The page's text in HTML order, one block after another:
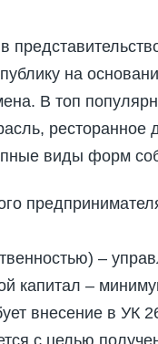
на
В топ
ресторанное
виды форм
–
капитал –
внесение в УК
с целью